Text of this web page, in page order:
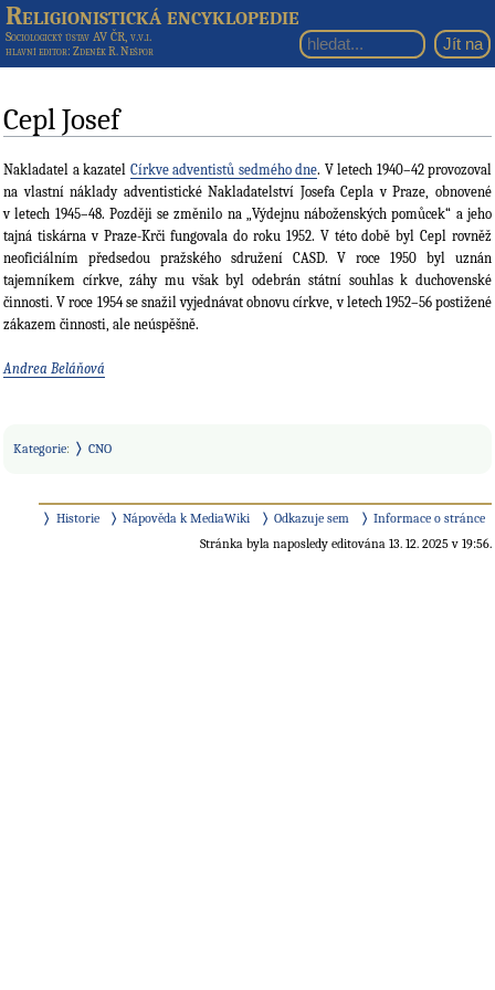
Religionistická encyklopedie
Sociologický ústav AV ČR, v.v.i.
hlavní editor: Zdeněk R. Nešpor
Cepl Josef
Nakladatel a kazatel Církve adventistů sedmého dne. V letech 1940–42 provozoval
na vlastní náklady adventistické Nakladatelství Josefa Cepla v Praze, obnovené
v letech 1945–48. Později se změnilo na „Výdejnu náboženských pomůcek“ a jeho
tajná tiskárna v Praze-Krči fungovala do roku 1952. V této době byl Cepl rovněž
neoficiálním předsedou pražského sdružení CASD. V roce 1950 byl uznán
tajemníkem církve, záhy mu však byl odebrán státní souhlas k duchovenské
činnosti. V roce 1954 se snažil vyjednávat obnovu církve, v letech 1952–56 postižené
zákazem činnosti, ale neúspěšně.
Andrea Beláňová
Kategorie: CNO
Historie Nápověda k MediaWiki Odkazuje sem
Informace o stránce
Stránka byla naposledy editována 13. 12. 2025 v 19:56.